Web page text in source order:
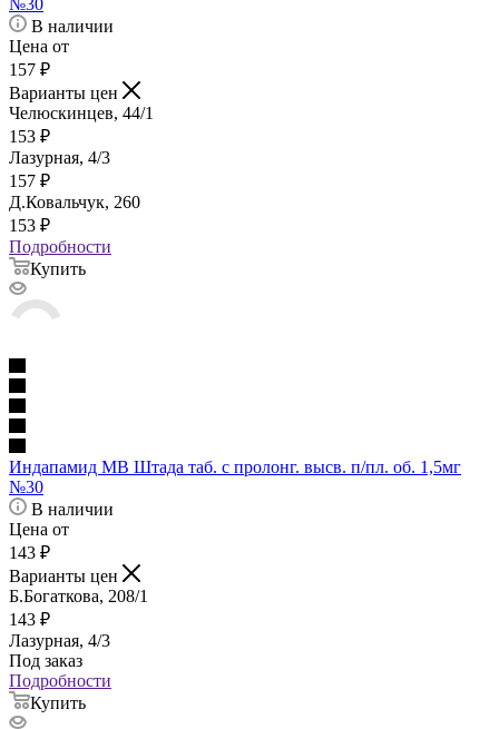
№30
В наличии
Цена от
157 ₽
Варианты цен
Челюскинцев, 44/1
153 ₽
Лазурная, 4/3
157 ₽
Д.Ковальчук, 260
153 ₽
Подробности
Купить
Индапамид МВ Штада таб. с пролонг. высв. п/пл. об. 1,5мг
№30
В наличии
Цена от
143 ₽
Варианты цен
Б.Богаткова, 208/1
143 ₽
Лазурная, 4/3
Под заказ
Подробности
Купить